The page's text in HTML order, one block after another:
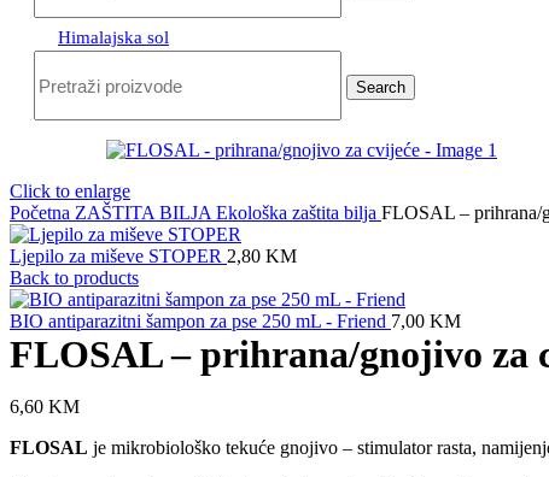
Himalajska sol
Search
Click to enlarge
Početna ZAŠTITA BILJA Ekološka zaštita bilja FLOSAL – prihrana/
Ljepilo za miševe STOPER 2,80 KM
Back to products
BIO antiparazitni šampon za pse 250 mL - Friend 7,00 KM
FLOSAL – prihrana/gnojivo za
6,60 KM
FLOSAL je mikrobiološko tekuće gnojivo – stimulator rasta,